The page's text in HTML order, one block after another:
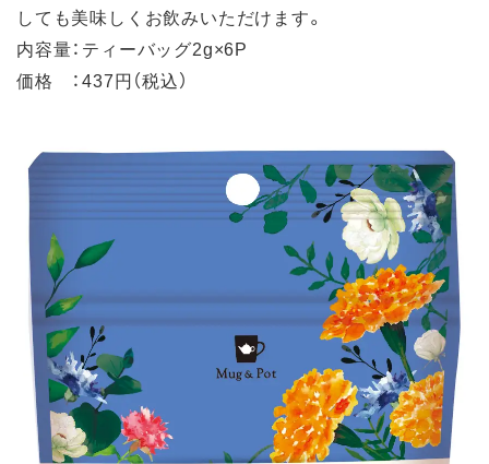
しても美味しくお飲みいただけます。
内容量：ティーバッグ2g×6P
価格 ：437円（税込）